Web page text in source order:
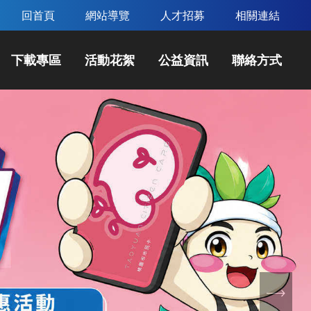
回首頁 網站導覽 人才招募 相關連結
下載專區 活動花絮 公益資訊 聯絡方式